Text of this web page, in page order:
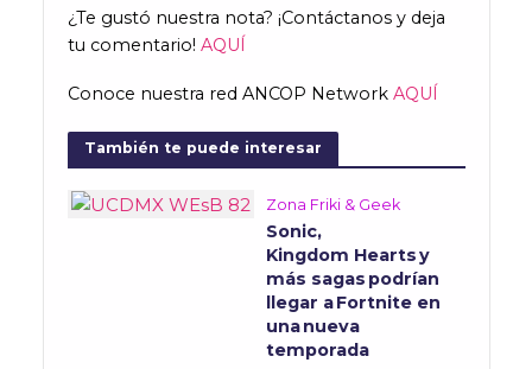
¿Te gustó nuestra nota? ¡Contáctanos y deja
tu comentario! AQUÍ
Conoce nuestra red ANCOP Network AQUÍ
También te puede interesar
Zona Friki & Geek
Sonic,
Kingdom Hearts y
más sagas podrían
llegar a Fortnite en
una nueva
temporada